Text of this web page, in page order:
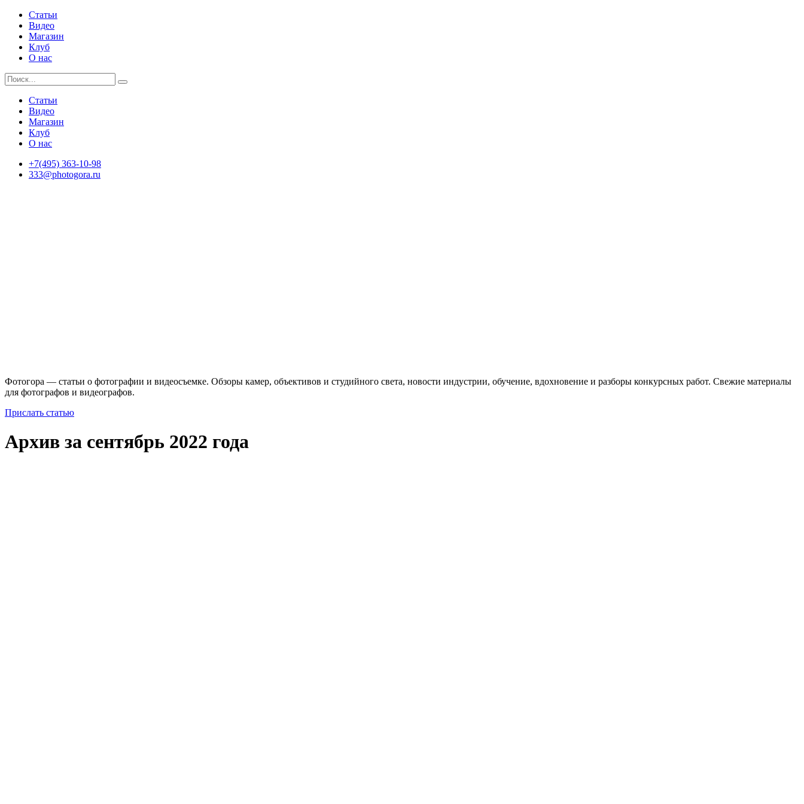
Статьи
Видео
Магазин
Клуб
О нас
Статьи
Видео
Магазин
Клуб
О нас
+7(495) 363-10-98
333@photogora.ru
Фотогора — статьи о фотографии и видеосъемке. Обзоры камер, объективов и студийного света, новости индустрии, обучение, вдохновение и разборы конкурсных работ. Свежие материалы
для фотографов и видеографов.
Прислать статью
Архив за сентябрь 2022 года